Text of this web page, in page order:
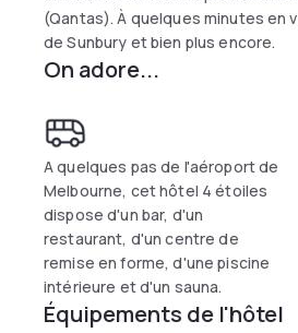
(Qantas). À quelques minutes en
de Sunbury et bien plus encore.
On adore...
A quelques pas de l'aéroport de
Melbourne, cet hôtel 4 étoiles
dispose d'un bar, d'un
restaurant, d'un centre de
remise en forme, d'une piscine
intérieure et d'un sauna.
Équipements de l'hôtel